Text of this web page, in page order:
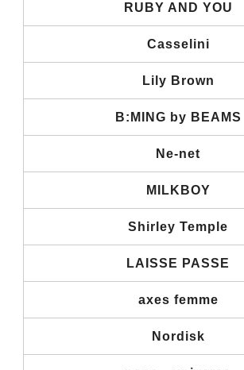
RUBY AND YOU
Casselini
Lily Brown
B:MING by BEAMS
Ne-net
MILKBOY
Shirley Temple
LAISSE PASSE
axes femme
Nordisk